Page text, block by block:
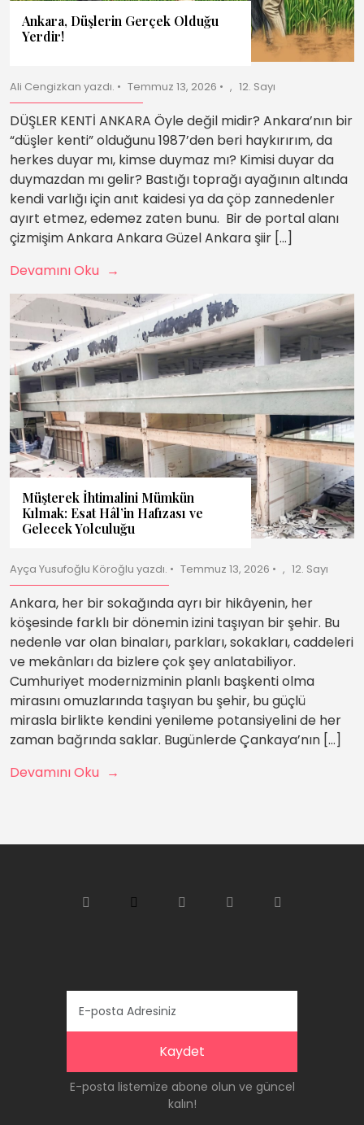
Ankara, Düşlerin Gerçek Olduğu
Yerdir!
Ali Cengizkan yazdı. Temmuz 13, 2026 12. Sayı
DÜŞLER KENTİ ANKARA Öyle değil midir? Ankara’nın bir
“düşler kenti” olduğunu 1987’den beri haykırırım, da
herkes duyar mı, kimse duymaz mı? Kimisi duyar da
duymazdan mı gelir? Bastığı toprağı ayağının altında
kendi varlığı için anıt kaidesi ya da çöp zannedenler
ayırt etmez, edemez zaten bunu. Bir de portal alanı
çizmişim Ankara Ankara Güzel Ankara şiir […]
Devamını Oku
Müşterek İhtimalini Mümkün
Kılmak: Esat Hâl’in Hafızası ve
Gelecek Yolculuğu
Ayça Yusufoğlu Köroğlu yazdı. Temmuz 13, 2026 12. Sayı
Ankara, her bir sokağında ayrı bir hikâyenin, her
köşesinde farklı bir dönemin izini taşıyan bir şehir. Bu
nedenle var olan binaları, parkları, sokakları, caddeleri
ve mekânları da bizlere çok şey anlatabiliyor.
Cumhuriyet modernizminin planlı başkenti olma
mirasını omuzlarında taşıyan bu şehir, bu güçlü
mirasla birlikte kendini yenileme potansiyelini de her
zaman bağrında saklar. Bugünlerde Çankaya’nın […]
Devamını Oku
Kaydet
E-posta listemize abone olun ve güncel
kalın!